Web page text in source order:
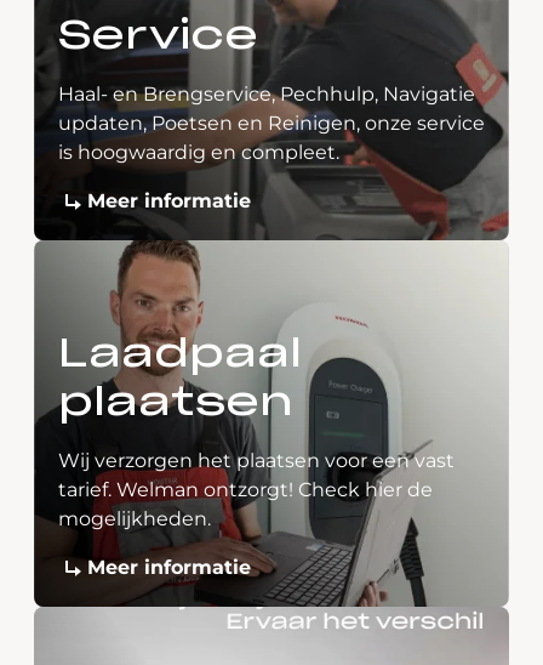
Service
Haal- en Brengservice, Pechhulp, Navigatie
updaten, Poetsen en Reinigen, onze service
is hoogwaardig en compleet.
Meer informatie
Laadpaal
plaatsen
Wij verzorgen het plaatsen voor een vast
tarief. Welman ontzorgt! Check hier de
mogelijkheden.
Meer informatie